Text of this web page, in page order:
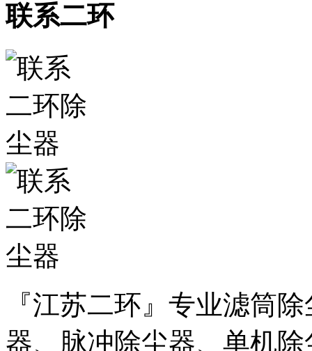
联系二环
『江苏二环』专业滤筒
器、脉冲除尘器、单机